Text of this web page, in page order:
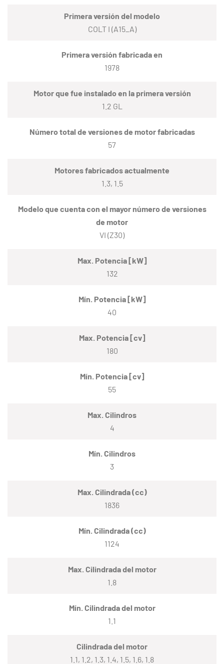
Primera versión del modelo
COLT I (A15_A)
Primera versión fabricada en
1978
Motor que fue instalado en la primera versión
1.2 GL
Número total de versiones de motor fabricadas
57
Motores fabricados actualmente
1.3, 1.5
Modelo que cuenta con el mayor número de versiones
de motor
VI (Z30)
Max. Potencia [kW]
132
Mín. Potencia [kW]
40
Max. Potencia [cv]
180
Mín. Potencia [cv]
55
Max. Cilindros
4
Mín. Cilindros
3
Max. Cilindrada (cc)
1836
Mín. Cilindrada (cc)
1124
Max. Cilindrada del motor
1.8
Mín. Cilindrada del motor
1.1
Cilindrada del motor
1.1, 1.2, 1.3, 1.4, 1.5, 1.6, 1.8